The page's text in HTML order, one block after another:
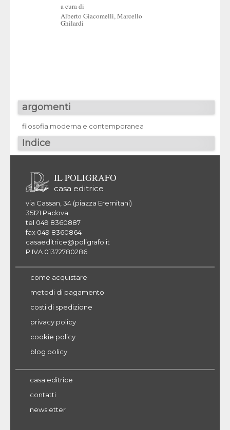
a cura di
Alberto Giacomelli,Marcello
Ghilardi
argomenti
filosofia moderna e contemporanea
Indice
IL POLIGRAFO
casa editrice
via Cassan, 34 (piazza Eremitani)
35121 Padova
tel 049 8360887
fax 049 8360864
casaeditrice@poligrafo.it
P.IVA 01372780286
come acquistare
metodi di pagamento
costi di spedizione
privacy policy
cookie policy
blog policy
casa editrice
contatti
newsletter